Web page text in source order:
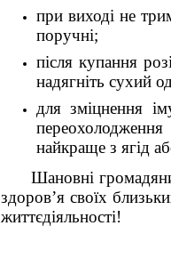
при виході не
поручні;
після купання
надягніть сухий
для зміцнення
найкраще з ягід
Шановні
здоров’я своїх
життєдіяльності!